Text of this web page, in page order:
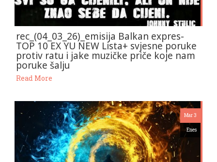
rec_(04_03_26)_emisija Balkan expres-
TOP 10 EX YU NEW Lista+ svjesne poruke
protiv ratu i jake muzičke priče koje nam
poruke šalju
Read More
Mar 3
Enes